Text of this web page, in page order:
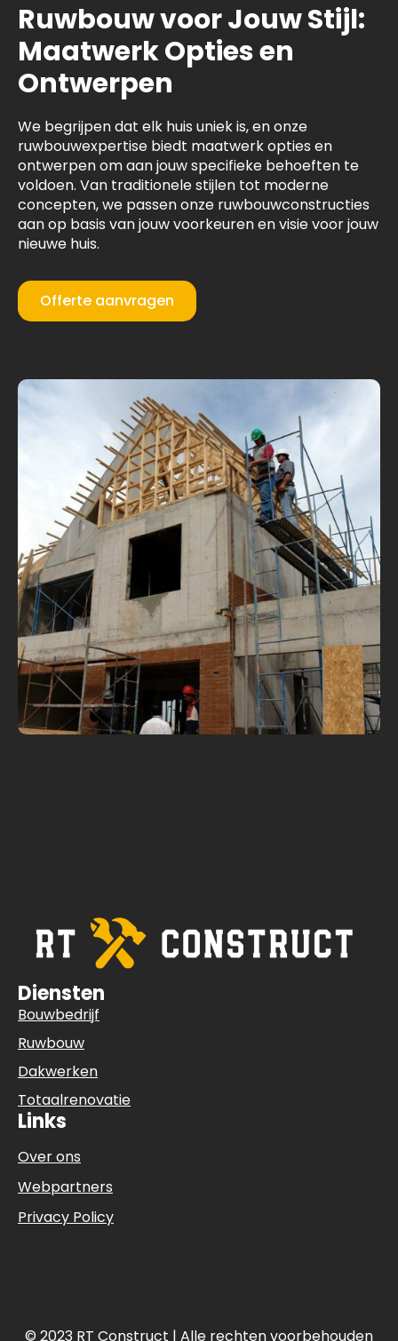
Ruwbouw voor Jouw Stijl:
Maatwerk Opties en
Ontwerpen
We begrijpen dat elk huis uniek is, en onze
ruwbouwexpertise biedt maatwerk opties en
ontwerpen om aan jouw specifieke behoeften te
voldoen. Van traditionele stijlen tot moderne
concepten, we passen onze ruwbouwconstructies
aan op basis van jouw voorkeuren en visie voor jouw
nieuwe huis.
Offerte aanvragen
Diensten
Bouwbedrijf
Ruwbouw
Dakwerken
Totaalrenovatie
Links
Over ons
Webpartners
Privacy Policy
© 2023 RT Construct | Alle rechten voorbehouden